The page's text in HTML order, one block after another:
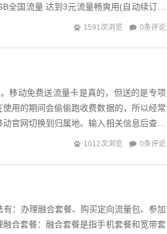
全国流量 达到3元流量畅爽用(自动续订，
1591次浏览 0条评论
移动免费送流量卡是真的，但送的是专项
用的期间会偷偷跑收费数据的，所以经常
官网切换到归属地、输入相关信息后查询
1012次浏览 0条评论
：办理融合套餐、购买定向流量包、参加
合套餐：融合套餐是指手机套餐和宽带套